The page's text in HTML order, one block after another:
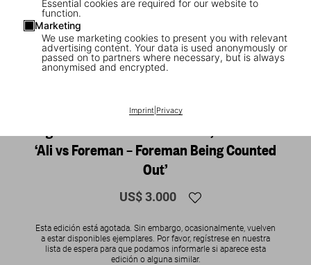
Essential cookies are required for our website to
function.
Marketing
We use marketing cookies to present you with relevant
advertising content. Your data is used anonymously or
passed on to partners where necessary, but is always
anonymised and encrypted.
Imprint| Privacy
1/ 20
Norman Mailer. N.Leifer. H.Bingham. The
‘Ali vs Foreman – Foreman Being Counted
Out’
US$ 3.000
Esta edición está agotada. Sin embargo, ocasionalmente, vuelven
a estar disponibles ejemplares. Por favor, regístrese en nuestra
lista de espera para que podamos informarle si aparece esta
edición o alguna similar.